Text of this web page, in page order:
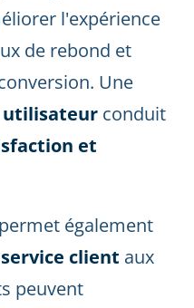
l'expérience
de rebond et
Une
utilisateur conduit
et
également
client aux
peuvent